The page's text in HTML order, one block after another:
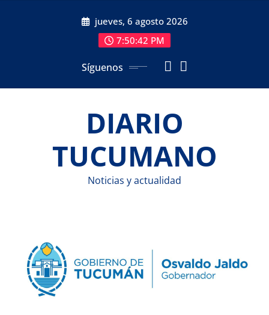
jueves, 6 agosto 2026
7:50:42 PM
Síguenos
DIARIO
TUCUMANO
Noticias y actualidad